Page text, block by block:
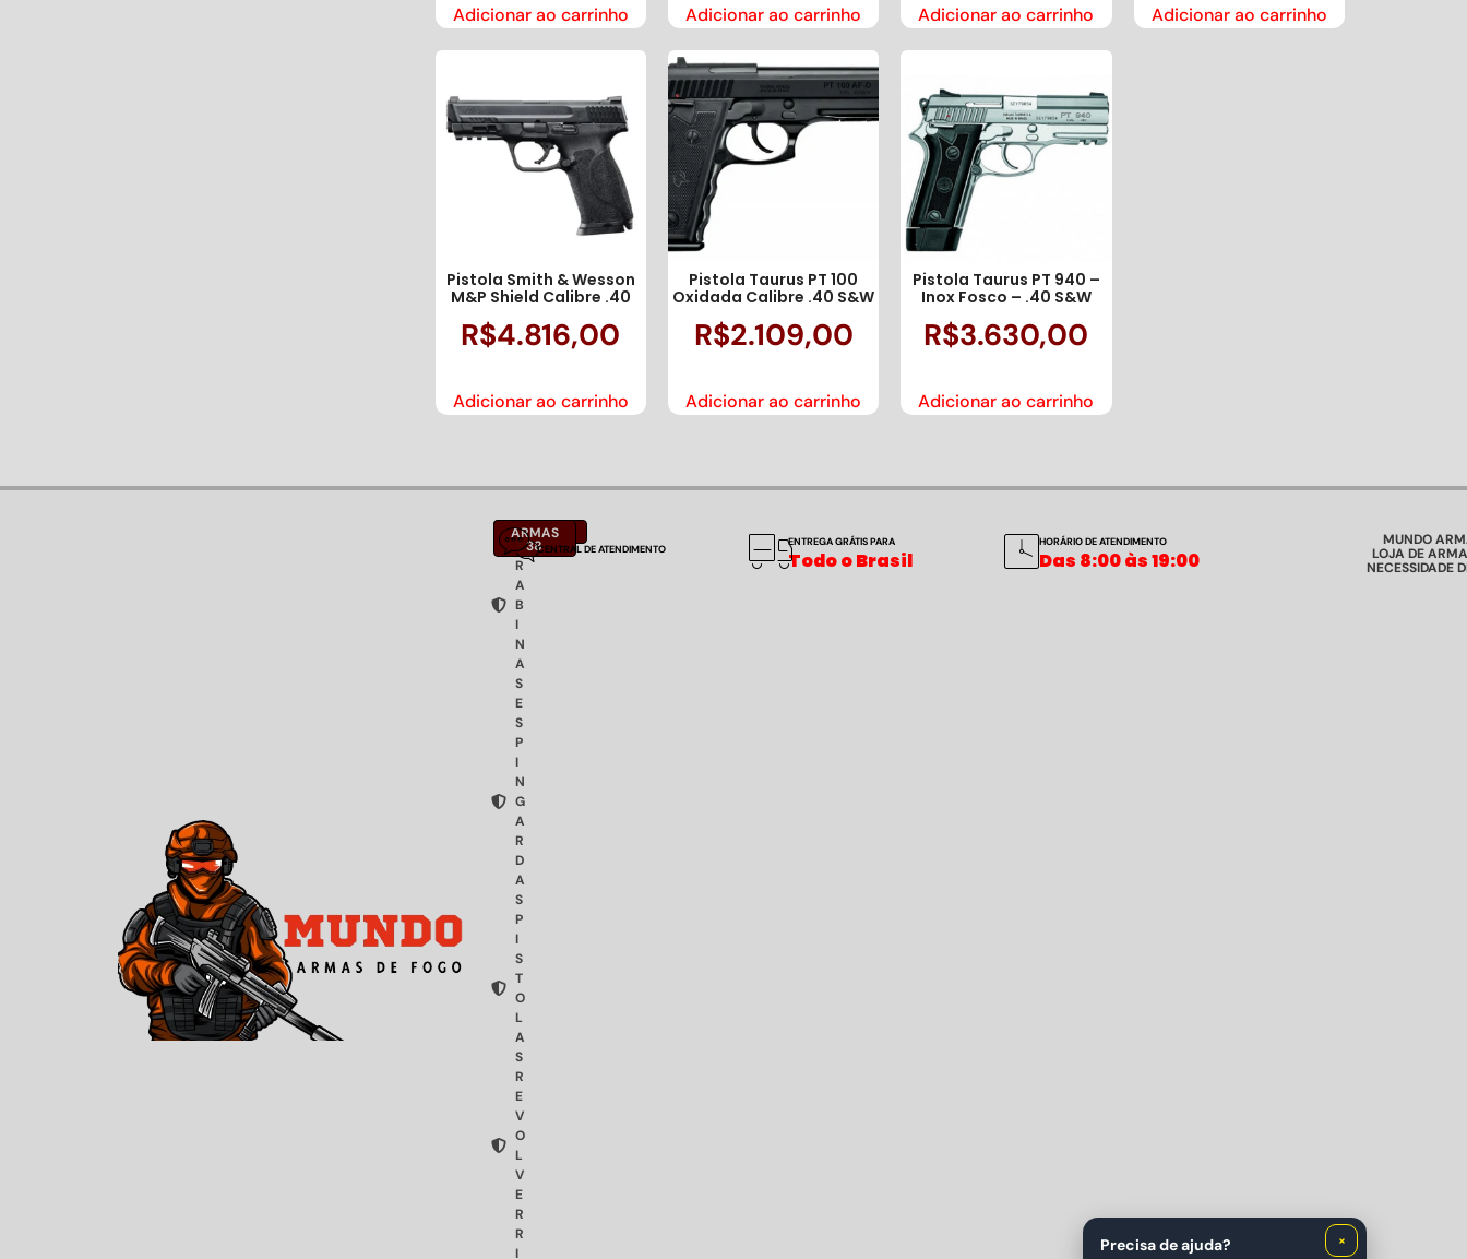
Adicionar ao carrinho Adicionar ao carrinho Adicionar ao carrinho Adicionar ao carrinho
Pistola Smith & Wesson
M&P Shield Calibre .40
R$4.816,00
Adicionar ao carrinho
Pistola Taurus PT 100
Oxidada Calibre .40 S&W
R$2.109,00
Adicionar ao carrinho
Pistola Taurus PT 940 –
Inox Fosco – .40 S&W
R$3.630,00
Adicionar ao carrinho
C
A
R
A
B
I
N
A
S
E
S
P
I
N
G
A
R
D
A
S
P
I
S
T
O
L
A
S
R
E
V
O
L
V
E
R
R
I
NOTÍCIAS
ARMAS
38CENTRAL DE ATENDIMENTO
ENTREGA GRÁTIS PARA
Todo o Brasil
HORÁRIO DE ATENDIMENTO
Das 8:00 às 19:00
MUNDO
LOJA DE
NECESSIDADE
×
Precisa de ajuda?